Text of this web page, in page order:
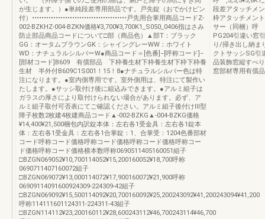
が生じます。）●単純段差専用部品です。戸先錠（おでかけピン
付）••••••••••••••••••••••••••••••••••••••••戸先用合掌用商品コードZ-
002-BZKHZ-004-BZKN価格¥3,700¥3,700K1_S050_0406指はさみ
防止部品商品コードについて□部（商品色）▲部T：ブラック
GG：オータムブラウンGK：シャイングレーWW：ホワイト
WD：ナチュラルシルバーW●商品コード＝[色番]−[呼称コード]−
[部材コード]B609 有償部品 下枠養生材下枠養生材下枠下枠養
生材 半外付B609C1S001！15！8●ナチュラルシルバー色は特
注になります。●室内側専用です。室外側用は、特注にて製作い
たします。●サッシ取付け後に組込みできます。●アルミ組子は
ガラスの厚さにより取付けられない場合があります。必ず、ア
ルミ組子取付可否表にてご確認ください。アルミ組子後付けⅢ型
障子枚数2枚建4枚建商品コード▲-002-BZKG▲-004-BZKG価格
¥14,400¥21,500梱包内訳錠本体：左右各1受金具：左右各1錠本
体：左右各1受金具：左右各1合掌錠：1、合掌受：1204色番部材
コード呼称コード価格呼称コード価格呼称コード価格呼称コー
ド価格呼称コード価格横本数呼称0690511405160051組子
□BZGN069052¥10,700114052¥15,200160052¥18,700呼称
0690711407160072組子
□BZGN069072¥13,000114072¥17,900160072¥21,900呼称
06909114091600924309-224309-42組子
□BZGN069092¥15,500114092¥20,700160092¥25,200243092¥41,200243094¥41,200
呼称114111601124311-224311-43組子
□BZGN114112¥23,200160112¥28,600243112¥46,700243114¥46,700
段差アタッチメ
枠アタッチメン
サー（同梱）呼
PG204引違い窓
り/掃き出し納ま
クトサッシSG引
品装飾窓縦すべ
窓部材専用有償